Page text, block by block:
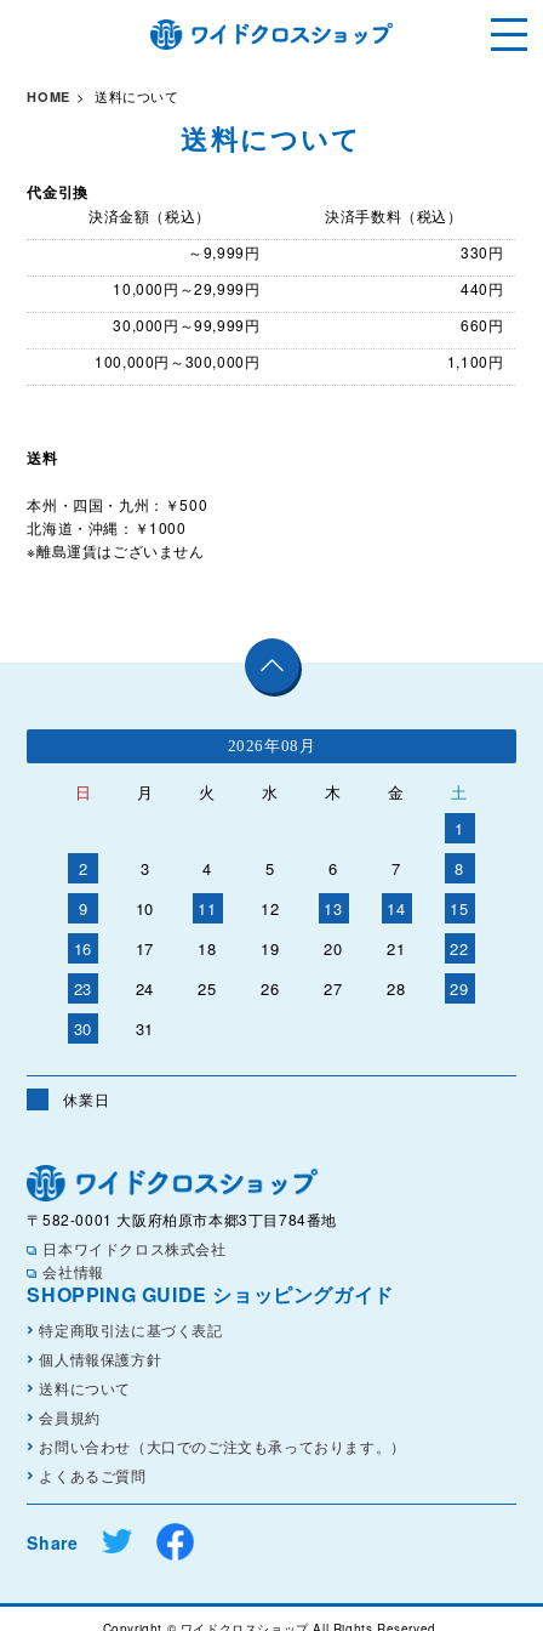
HOME 送料について
送料について
代金引換
決済金額（税込）
決済手数料（税込）
～9,999円
330円
10,000円～29,999円
440円
30,000円～99,999円
660円
100,000円～300,000円
1,100円
送料
本州・四国・九州：￥500
北海道・沖縄：￥1000
※離島運賃はございません
2026年08月
日 月 火 水 木 金
土
1
2
3 4 5 6 7
8
9
10 11 12 13 14
15
16
17 18 19 20 21
22
23
24 25 26 27 28
29
30
31
休業日
〒582-0001 大阪府柏原市本郷3丁目784番地
日本ワイドクロス株式会社
会社情報
SHOPPING GUIDE ショッピングガイド
特定商取引法に基づく表記
個人情報保護方針
送料について
会員規約
お問い合わせ（大口でのご注文も承っております。）
よくあるご質問
Share